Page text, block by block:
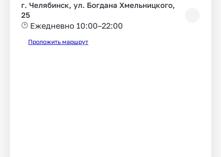
г. Челябинск, ул. Богдана Хмельницкого,
25
Ежедневно 10:00–22:00
Проложить маршрут